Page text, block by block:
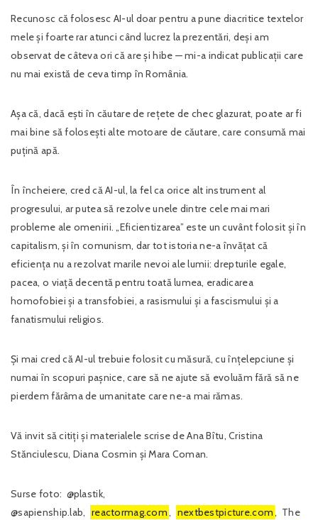
Recunosc că folosesc AI-ul doar pentru a pune diacritice textelor
mele și foarte rar atunci când lucrez la prezentări, deși am
observat de câteva ori că are și hibe — mi-a indicat publicații care
nu mai există de ceva timp în România.
Așa că, dacă ești în căutare de rețete de chec glazurat, poate ar fi
mai bine să folosești alte motoare de căutare, care consumă mai
puțină apă.
În încheiere, cred că AI-ul, la fel ca orice alt instrument al
progresului, ar putea să rezolve unele dintre cele mai mari
probleme ale omenirii. „Eficientizarea” este un cuvânt folosit și în
capitalism, și în comunism, dar tot istoria ne-a învățat că
eficiența nu a rezolvat marile nevoi ale lumii: drepturile egale,
pacea, o viață decentă pentru toată lumea, eradicarea
homofobiei și a transfobiei, a rasismului și a fascismului și a
fanatismului religios.
Și mai cred că AI-ul trebuie folosit cu măsură, cu înțelepciune și
numai în scopuri pașnice, care să ne ajute să evoluăm fără să ne
pierdem fărâma de umanitate care ne-a mai rămas.
Vă invit să citiți și materialele scrise de Ana Bîtu, Cristina
Stănciulescu, Diana Cosmin și Mara Coman.
Surse foto: @plastik,
@sapienship.lab, reactormag.com, nextbestpicture.com, The